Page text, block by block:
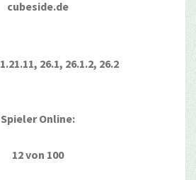
cubeside.de
26.1, 26.1.2, 26.2
Spieler Online:
12 von 100